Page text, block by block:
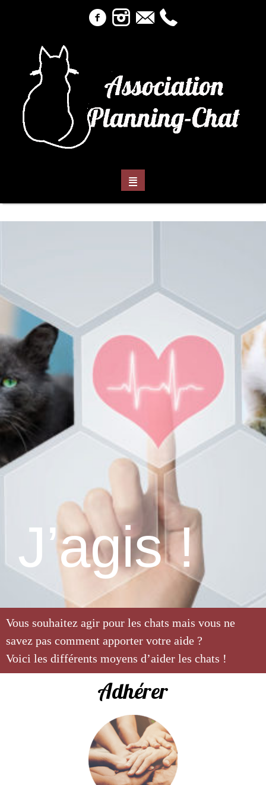
J’agis !
Vous souhaitez agir pour les chats mais vous ne
savez pas comment apporter votre aide ?
Voici les différents moyens d’aider les chats !
Adhérer